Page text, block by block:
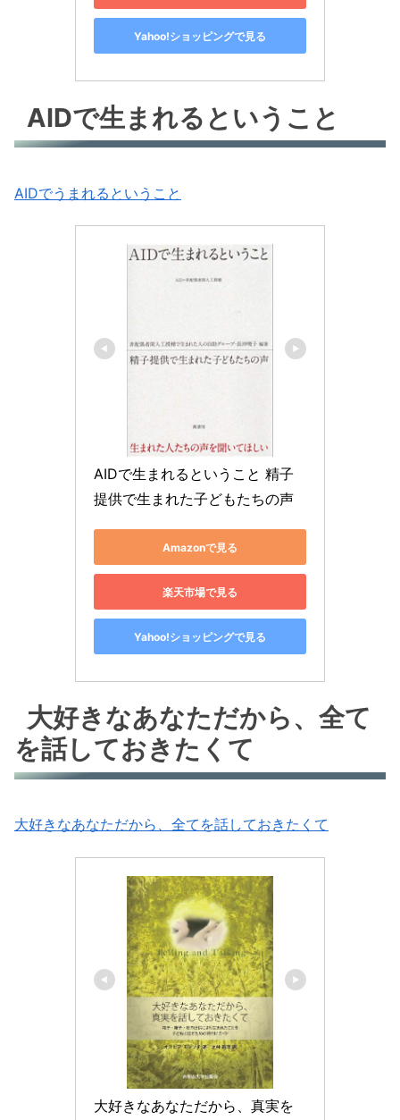
Yahoo!ショッピングで見る
AIDで生まれるということ
AIDでうまれるということ
AIDで生まれるということ 精子
提供で生まれた子どもたちの声
Amazonで見る
楽天市場で見る
Yahoo!ショッピングで見る
大好きなあなただから、全て
を話しておきたくて
大好きなあなただから、全てを話しておきたくて
大好きなあなただから、真実を